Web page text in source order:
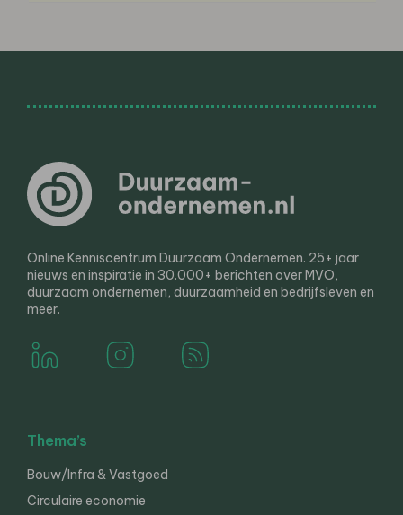
Online Kenniscentrum Duurzaam Ondernemen. 25+ jaar
nieuws en inspiratie in 30.000+ berichten over MVO,
duurzaam ondernemen, duurzaamheid en bedrijfsleven en
meer.
Thema’s
Bouw/Infra & Vastgoed
Circulaire economie